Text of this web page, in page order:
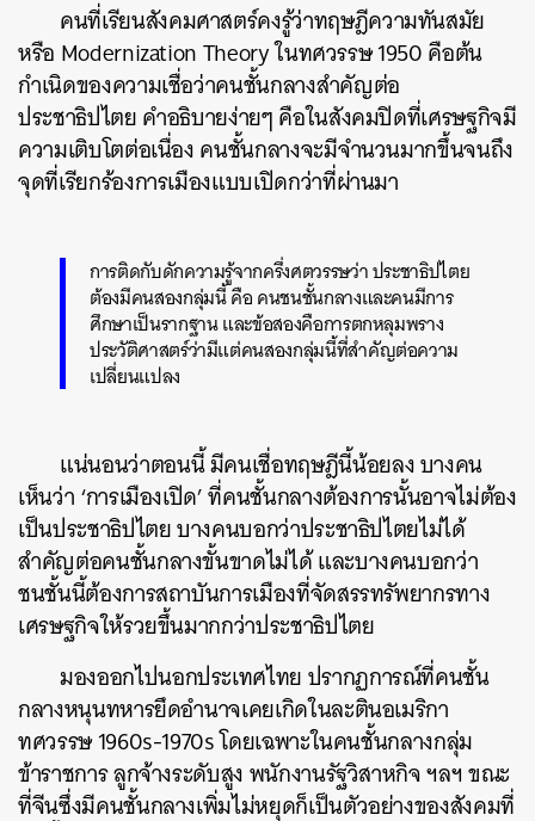
คนที่เรียนสังคมศาสตร์คงรู้ว่าทฤษฎีความทันสมัย
หรือ Modernization Theory ในทศวรรษ 1950 คือต้น
กำเนิดของความเชื่อว่าคนชั้นกลางสำคัญต่อ
ประชาธิปไตย คำอธิบายง่ายๆ คือในสังคมปิดที่เศรษฐกิจมี
ความเติบโตต่อเนื่อง คนชั้นกลางจะมีจำนวนมากขึ้นจนถึง
จุดที่เรียกร้องการเมืองแบบเปิดกว่าที่ผ่านมา
การติดกับดักความรู้จากครึ่งศตวรรษว่า ประชาธิปไตย
ต้องมีคนสองกลุ่มนี้ คือ คนชนชั้นกลางและคนมีการ
ศึกษาเป็นรากฐาน และข้อสองคือการตกหลุมพราง
ประวัติศาสตร์ว่ามีแต่คนสองกลุ่มนี้ที่สำคัญต่อความ
เปลี่ยนแปลง
แน่นอนว่าตอนนี้ มีคนเชื่อทฤษฎีนี้น้อยลง บางคน
เห็นว่า ‘การเมืองเปิด’ ที่คนชั้นกลางต้องการนั้นอาจไม่ต้อง
เป็นประชาธิปไตย บางคนบอกว่าประชาธิปไตยไม่ได้
สำคัญต่อคนชั้นกลางขั้นขาดไม่ได้ และบางคนบอกว่า
ชนชั้นนี้ต้องการสถาบันการเมืองที่จัดสรรทรัพยากรทาง
เศรษฐกิจให้รวยขึ้นมากกว่าประชาธิปไตย
มองออกไปนอกประเทศไทย ปรากฏการณ์ที่คนชั้น
กลางหนุนทหารยึดอำนาจเคยเกิดในละตินอเมริกา
ทศวรรษ 1960s-1970s โดยเฉพาะในคนชั้นกลางกลุ่ม
ข้าราชการ ลูกจ้างระดับสูง พนักงานรัฐวิสาหกิจ ฯลฯ ขณะ
ที่จีนซึ่งมีคนชั้นกลางเพิ่มไม่หยุดก็เป็นตัวอย่างของสังคมที่
ค้นหา
SHARE TWEET LINE EMAIL